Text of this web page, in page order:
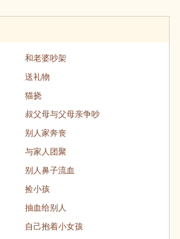
和老婆吵架
送礼物
猫挠
叔父母与父母亲争吵
别人家奔丧
与家人团聚
别人鼻子流血
捡小孩
抽血给别人
自己抱着小女孩